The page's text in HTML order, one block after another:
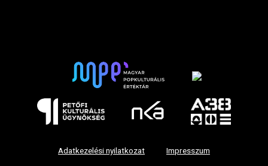
Adatkezelési nyilatkozat Impresszum